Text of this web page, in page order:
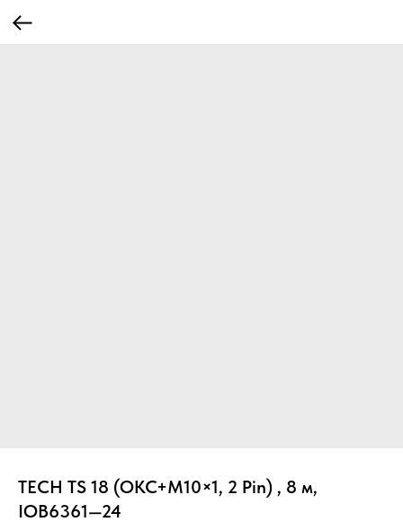
TECH TS 18 (ОКС+М10×1, 2 Pin) , 8 м,
IOB6361—24